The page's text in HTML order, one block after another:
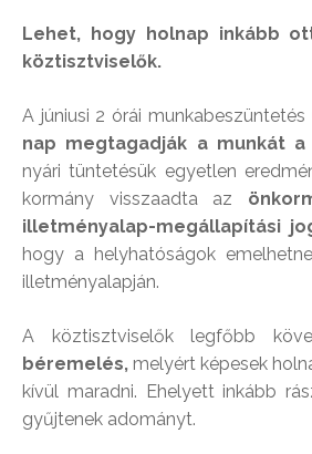
Lehet, hogy holnap inkább
köztisztviselők.
A júniusi 2 órái
nap megtagadják a munkát a
nyári tüntetésük egyetlen
kormány visszaadta az
illetményalap-megállapítási
hogy a helyhatóságok
illetményalapján.
A köztisztviselők legfőbb
béremelés, melyért képesek
kívül maradni. Ehelyett inkább
gyűjtenek adományt.